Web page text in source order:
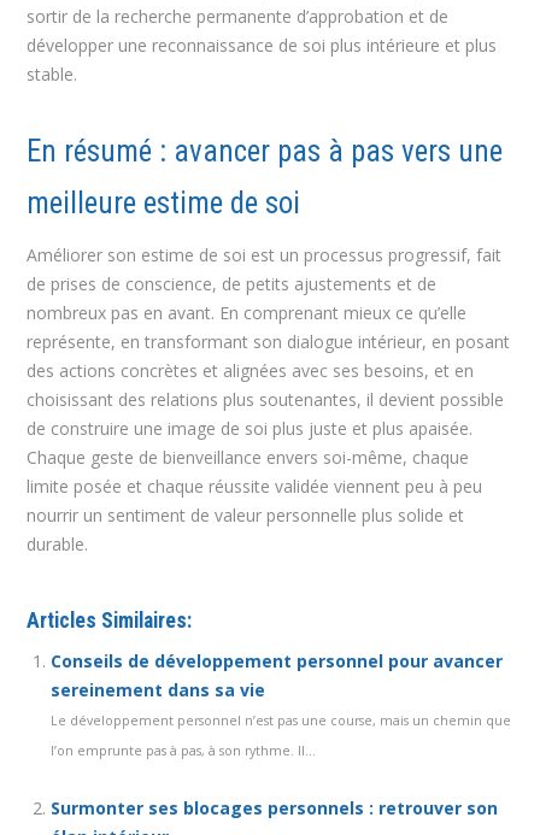
sortir de la recherche permanente d’approbation et de
développer une reconnaissance de soi plus intérieure et plus
stable.
En résumé : avancer pas à pas vers une
meilleure estime de soi
Améliorer son estime de soi est un processus progressif, fait
de prises de conscience, de petits ajustements et de
nombreux pas en avant. En comprenant mieux ce qu’elle
représente, en transformant son dialogue intérieur, en posant
des actions concrètes et alignées avec ses besoins, et en
choisissant des relations plus soutenantes, il devient possible
de construire une image de soi plus juste et plus apaisée.
Chaque geste de bienveillance envers soi-même, chaque
limite posée et chaque réussite validée viennent peu à peu
nourrir un sentiment de valeur personnelle plus solide et
durable.
Articles Similaires:
Conseils de développement personnel pour avancer
sereinement dans sa vie
Le développement personnel n’est pas une course, mais un chemin que
l’on emprunte pas à pas, à son rythme. Il...
Surmonter ses blocages personnels : retrouver son